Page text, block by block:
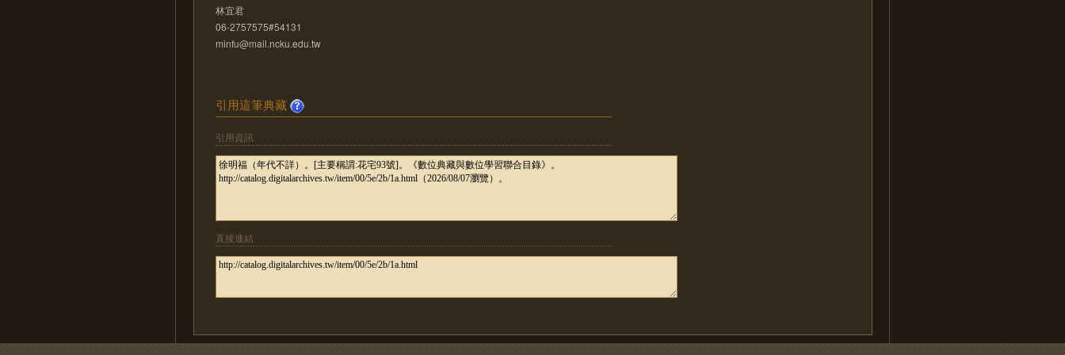
林宜君
06-2757575#54131
minfu@mail.ncku.edu.tw
引用這筆典藏
引用資訊
直接連結